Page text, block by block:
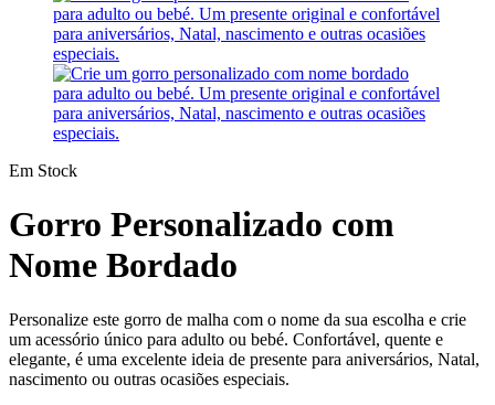
Em Stock
Gorro Personalizado com
Nome Bordado
Personalize este gorro de malha com o nome da sua escolha e crie
um acessório único para adulto ou bebé. Confortável, quente e
elegante, é uma excelente ideia de presente para aniversários, Natal,
nascimento ou outras ocasiões especiais.